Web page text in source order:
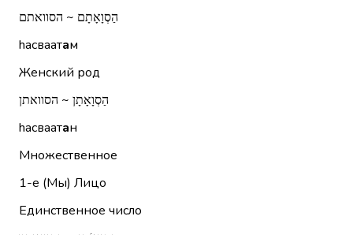
הַסְוָאָתָם ~ הסוואתם
hасваатам
Женский род
הַסְוָאָתָן ~ הסוואתן
hасваатан
Множественное
1-е (Мы) Лицо
Единственное число